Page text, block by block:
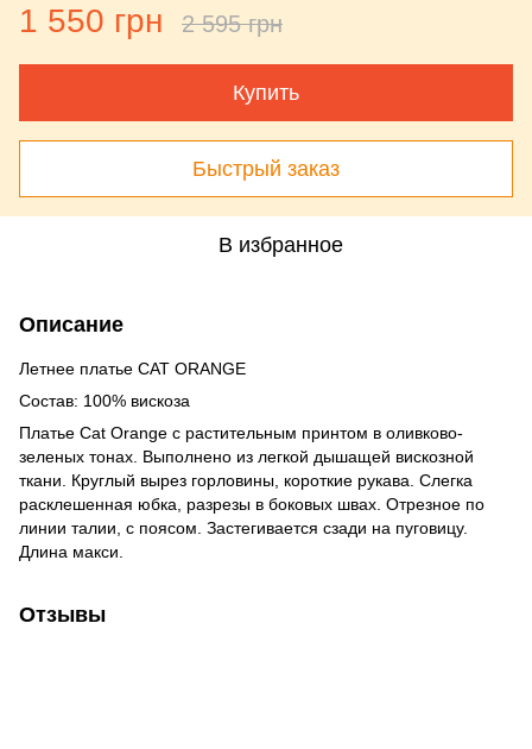
1 550 грн 2 595 грн
Купить
Быстрый заказ
В избранное
Описание
Летнее платье CAT ORANGE
Состав: 100% вискоза
Платье Cat Orange с растительным принтом в оливково-
зеленых тонах. Выполнено из легкой дышащей вискозной
ткани. Круглый вырез горловины, короткие рукава. Слегка
расклешенная юбка, разрезы в боковых швах. Отрезное по
линии талии, с поясом. Застегивается сзади на пуговицу.
Длина макси.
Отзывы